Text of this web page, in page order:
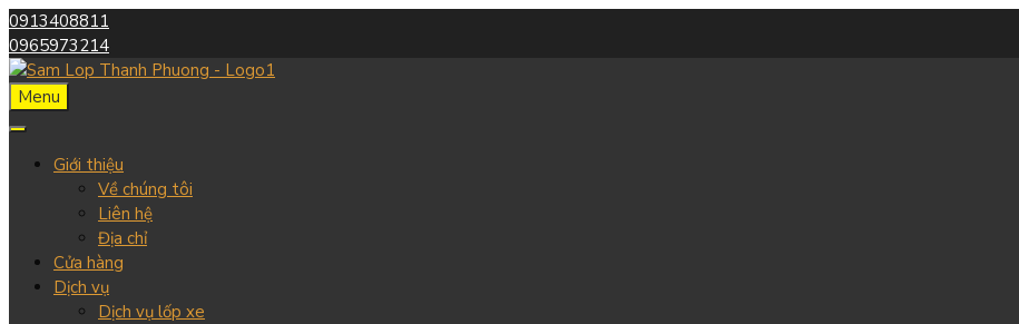
0913408811
0965973214
Menu
Giới thiệu
Về chúng tôi
Liên hệ
Địa chỉ
Cửa hàng
Dịch vụ
Dịch vụ lốp xe